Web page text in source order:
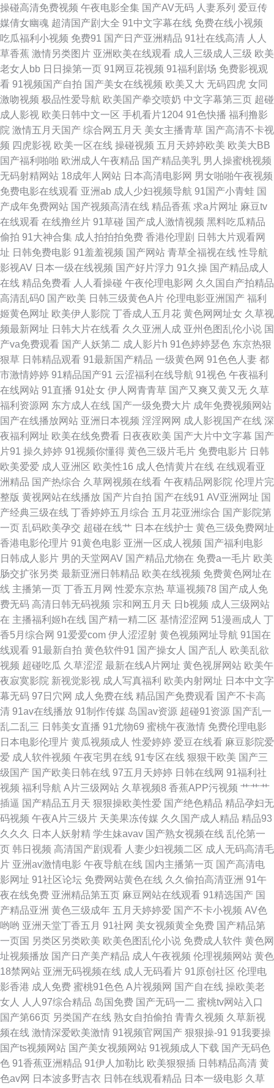
一区二区 欧美视频a 探花久操 91探花在线吃瓜 大香蕉伊人91 精品国产久 欧
美性爱第1页 午夜福利艹牛B 91社区在线观看 超碰官网 国产网址一区 另类
操逼网 日韩成人免费A∨ 制服丝袜另类 TS人妖自慰 国产社区情侣 男人的天
堂a爽 少妇丰满av 综合另类首页 www成人电影 国产免费日逼视频 老司机福
利导航网 日韩一级棒 影音先锋欧美 97人人超碰在线 国产成人精品一 久久大
香蕉天堂 日韩三级第一页 伊人艹久久 97资源网站 国产情侣一区 欧美韩日一
区2 网站黄αva 91換覺 超碰在线播放97 黄色电影地址 欧美性爱五月天 五月
婷婷国产熟女 91亚洲精华 丁香五月久久综合 老司机色悠悠 日韩一期二期婷
婷 91超碰在线最新 超碰老湿机 黄色视频网址大全 青草视频综合在线 亚州另
类春色小说 97资源视频总站 国产久草要 女人的天堂AV 天天操夜夜撸 91国
产精选优质 超碰夜里草 激情色色无码 欧美性生活儿网站 午夜福利色av 97涩
综合 国产三级片视频 美女微拍福利 神马午夜激情 91茄子看片 成人网在线观
看 久草久草香蕉在线 日韩干操av 在线观看视频污 草莓视频在线播放 激情网
站网址 人人操插 亚洲影院老司机 av瑟瑟 国产乱乱一区二区 免费观看黄色网
址 深夜福利社区 91传媒蜜桃传媒 东京热色中色人 美女足交视频 天天操屄网
91户外露出 成人看片网站 久草姿源站 日本一级理伦片 伊人久久国产在线
wwwwww欧美 久草资源网站 日韩你懂得 91N视频免费看 成人看片免费看
久久绯色 日韩成人综合网 综合avav 草逼的视频 激情试看三级 人人摸人人干
人人 综合另类首页 超碰在线免费97 玖玖精品剧情 四虎黄一级片 91视屏观看
国产91在 美女足交视频 四虎网址久久 91玖玖 国产成人天天操 欧美激情8p
午夜日韩AV 99热欧美麻豆 国产专区路线 欧美色图去干网 午夜免费大片 97
精品 国产日本欧韩视频 欧美最大黄色AA 91大神合集 岛国大片av在线 美日
韩肏屄 偷拍97av 99资源总站 韩国AⅤ中文字幕 人人干人人操网 自拍国内 超
碰碰91 免费性爱Av 午夜天堂福利 白丝自慰足交 久久网91 神马激情综合 91
在线观看视频 国产区高清在线 欧美三极 亚洲拍拍 波多野结衣色情片 久久麻
豆传媒 婷婷六月天电影 91伊人超碰在线 国产日日爱 欧亚色图999
操碰高清免费视频 午夜电影全集 国产AV无码 人妻系列 爱豆传
媒倩女幽魂 超清国产剧大全 91中文字幕在线 免费在线小视频
吃瓜福利小视频 免费91 国产日产亚洲精品 91社在线高清 人人
草香蕉 激情另类图片 亚洲欧美在线观看 成人三级成人三级 欧美
老女人bb 日日操第一页 91网豆花视频 91福利剧场 免费影视观
看 91视频国产自拍 国产美女在线视频 欧美又大 无码四虎 女同
激吻视频 极品性爱导航 欧美国产拳交喷奶 中文字幕第三页 超碰
成人影视 欧美日韩中文一区 手机看片1204 91色快播 福利撸影
院 激情五月天国产 综合网五月天 美女主播青草 国产高清不卡视
频 四虎影视 欧美一区在线 操碰视频 五月天婷婷欧美 欧美大BB
国产福利啪啪 欧洲成人午夜精品 国产精品美乳 男人操蜜桃视频
无码射精网站 18成年人网站 日本高清电影网 男女啪啪午夜视频
免费电影在线观看 亚洲ab 成人少妇视频导航 91国产小青蛙 国
产成年免费网站 国产视频高清在线 精品香蕉 求a片网址 麻豆tv
在线观看 在线撸丝片 91草碰 国产成人激情视频 黑料吃瓜精品
偷拍 91大神合集 成人拍拍拍免费 香港伦理剧 日韩大片观看网
址 日韩免费电影 91羞羞视频 国产网站 青草全福视在线 性导航
影视AV 日本一级在线视频 国产好片浮力 91久操 国产精品成人
在线 精品免费看 人人看操碰 午夜伦理电影网 久久国自产拍精品
高清乱码0 国产欧美 日韩三级黄色A片 伦理电影亚洲国产 福利
姬黄色网址 欧美伊人影院 丁香成人五月花 黄色网网址女 久草视
频最新网址 日韩大片在线看 久久亚洲人成 亚州色图乱伦小说 国
产va免费观看 国产人妖第二 成人影片h 91色婷婷瑟色 东京热狠
狠草 日韩精品观看 91最新国产精品 一级黄色网 91色色人妻 都
市激情婷婷 91精品国产91 云涩福利在线导航 91视色 午夜福利
在线网站 91直播 91处女 伊人网青青草 国产又爽又黄又无 久草
福利资源网 东方成人在线 国产一级免费大片 成年免费视频网站
国产在线播放网站 亚洲日本视频 淫淫网网 成人影视国产在线 深
夜福利网址 欧美在线免费看 日夜夜欧美 国产大片中文字幕 国产
片91 操久婷婷 91视频你懂得 黄色三级片毛片 免费电影片 日韩
欧美爱爱 成人亚洲区 欧美性16 成人色情黄片在线 在线观看亚
洲精品 国产热综合 久草网视频在线看 午夜精品网影院 伦理片完
整版 黄视网站在线播放 国产片自拍 国产在线91 AV亚洲网址 国
产经典三级在线 丁香婷婷五月综合 五月花亚洲综合 国产影院第
一页 乱码欧美孕交 超碰在线艹 日本在线护士 黄色三级免费网址
香港电影伦理片 91黄色电影 亚洲一区成人视频 国产福利电影
日韩成人影片 男的天堂网AV 国产精品尤物在 免费a一毛片 欧美
肠交扩张另类 最新亚洲日韩精品 欧美在线视频 免费黄色网址在
线 主播第一页 丁香五月网 性爱东京热 草逼视频78 国产成人免
费无码 高清日韩无码视频 宗和网五月天 日b视频 成人三级网站
在 主播福利姬h在线 国产精一精二区 基情涩涩网 51漫画成人 丁
香5月综合网 91爱爱com 伊人涩涩射 黄色视频网址导航 91国在
线观看 91最新自拍 黄色软件91 国产操女人 国产乱人 欧美乱欲
视频 超碰吃瓜 久草涩涩 最新在线A片网址 黄色视屏网站 欧美午
夜寂寞影院 新视觉影视 成人写真福利 欧美内射网址 日本中文字
幕无码 97日穴网 成人免费在线 精品国产免费观看 国产不卡高
清 91av在线播放 91制作传媒 岛国av资源 超碰91资源 国产乱一
乱二乱三 日韩美女直播 91尤物69 蜜桃午夜激情 免费伦理电影
日本电影伦理片 黄瓜视频成人 性爱婷婷 爱豆在线看 麻豆影院爱
爱 成人软件视频 午夜宅男在线 91专区在线 狠狠干欧美 国产三
级国产 国产欧美日韩在线 97五月天婷婷 日韩在线网 91福利社
视频 福利导航 A片三级网站 久草视频8 香蕉APP污视频 艹艹艹
插逼 国产精品五月天 狠狠操欧美性爱 国产绝色精品 精品孕妇无
码视频 午夜A片三级片 天美果冻传媒 久久国产成人精品 精品93
久久久
日本人妖射精 学生妹avav 国产熟女视频在线 乱伦第一
页 韩日视频 高清国产剧观看 人妻少妇视频二区 成人无码高清毛
片 亚洲av激情电影 午夜导航在线 国内主播第一页 国产高清电
影网址 91社区论坛 免费网站黄色在线 久久偷拍高清亚洲 91午
夜在线免费 亚洲精品第五页 麻豆网站在线观看 91精选国产 国
产精品亚洲 黄色三级成年 五月天婷婷爱 国产不卡小视频 AV色
哟哟 亚洲天堂丁香五月 91社网 美女视频黄全免费 国产精品第
一页国 另类区另类欧美 欧美色图乱伦小说 免费成人软件 黄色网
址视频播放 国产日产美产精品 成人午夜视频 伦理视频网站 黄色
18禁网站 亚洲无码视频在线 成人无码看片 91原创社区 伦理电
影香港 成人免费 蜜桃91色色 A片视频网 国产自在线 操欧美老
女人
人人97综合精品 岛国免费 国产无码一二 蜜桃tv网站入口
国产第66页 另类国产在线 熟女自拍偷拍 青青久视频 久草新视
频在线 激情深爱欧美激情 91视频官网国产 狠狠操-91 91我要操
国产ts视频网站 国产美女视频网站 91视频成人下载 国产无码色
色 91香蕉亚洲精品 91伊人加勒比 欧美狠狠插 日韩精品高清 黄
色av网 日本波多野吉衣 日韩在线观看精品 日本一级电影 久草